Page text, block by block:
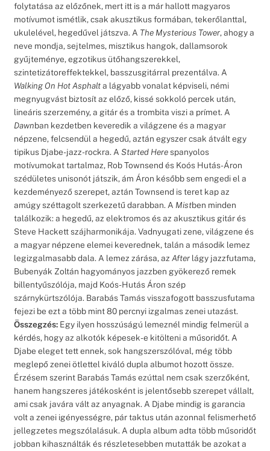
folytatása az előzőnek, mert itt is a már hallott magyaros
motívumot ismétlik, csak akusztikus formában, tekerőlanttal,
ukulelével, hegedűvel játszva. A The Mysterious Tower, ahogy a
neve mondja, sejtelmes, misztikus hangok, dallamsorok
gyűjteménye, egzotikus ütőhangszerekkel,
szintetizátoreffektekkel, basszusgitárral prezentálva. A
Walking On Hot Asphalta lágyabb vonalat képviseli, némi
megnyugvást biztosít az előző, kissé sokkoló percek után,
lineáris szerzemény, a gitár és a trombita viszi a prímet. A
Dawnban kezdetben keveredik a világzene és a magyar
népzene, felcsendül a hegedű, aztán egyszer csak átvált egy
tipikus Djabe-jazz-rockra. A Started Herespanyolos
motívumokat tartalmaz, Rob Townsend és Koós Hutás-Áron
szédületes unisonót játszik, ám Áron később sem engedi el a
kezdeményező szerepet, aztán Townsend is teret kap az
amúgy széttagolt szerkezetű darabban. A Mistben minden
találkozik: a hegedű, az elektromos és az akusztikus gitár és
Steve Hackett szájharmonikája. Vadnyugati zene, világzene és
a magyar népzene elemei keverednek, talán a második lemez
legizgalmasabb dala. A lemez zárása, az Afterlágy jazzfutama,
Bubenyák Zoltán hagyományos jazzben gyökerező remek
billentyűszólója, majd Koós-Hutás Áron szép
szárnykürtszólója. Barabás Tamás visszafogott basszusfutama
fejezi be ezt a több mint 80 percnyi izgalmas zenei utazást.
Összegzés:Egy ilyen hosszúságú lemeznél mindig felmerül a
kérdés, hogy az alkotók képesek-e kitölteni a műsoridőt. A
Djabe eleget tett ennek, sok hangszerszólóval, még több
meglepő zenei ötlettel kiváló dupla albumot hozott össze.
Érzésem szerint Barabás Tamás ezúttal nem csak szerzőként,
hanem hangszeres játékosként is jelentősebb szerepet vállalt,
ami csak javára vált az anyagnak. A Djabe mindig is garancia
volt a zenei igényességre, pár taktus után azonnal felismerhető
jellegzetes megszólalásuk. A dupla album adta több műsoridőt
jobban kihasználták és részletesebben mutatták be azokat a